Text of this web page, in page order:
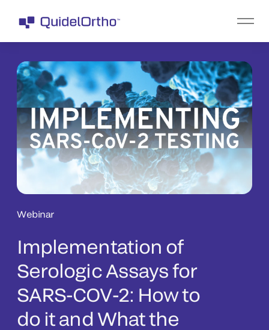
Webinar
Implementation of
Serologic Assays for
SARS-COV-2: How to
do it and What the